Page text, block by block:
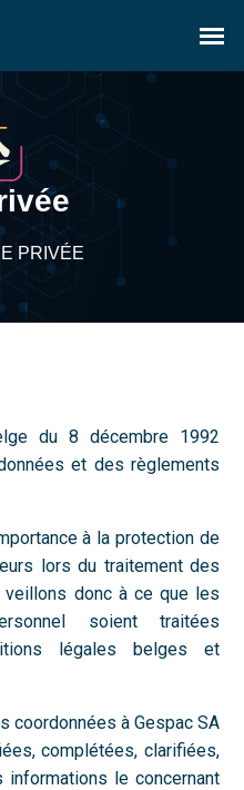
PRIVÉE
du 8 décembre 1992
et des règlements
à la protection de
lors du traitement des
veillons donc à ce que les
soient traitées
légales belges et
coordonnées à Gespac SA
complétées, clarifiées,
le concernant